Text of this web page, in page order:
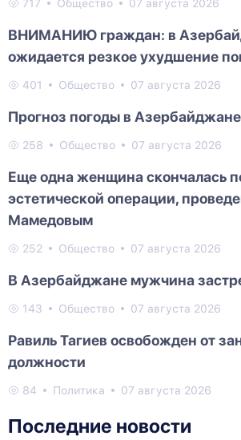
717 Общество 07 августа 2026
ВНИМАНИЮ граждан: в
ожидается резкое ухудшение
401 Общество 07 августа 2026
Прогноз погоды в Азербайджане
258 Общество 07 августа 2026
Еще одна женщина скончалась
эстетической операции,
Мамедовым
252 Общество 07 августа 2026
В Азербайджане мужчина
143 Общество 07 августа 2026
Равиль Тагиев освобожден от
должности
84 Политика 07 августа 2026
Последние новости